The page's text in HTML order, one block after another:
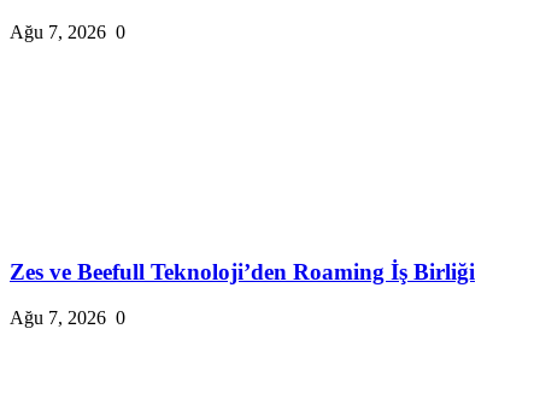
Ağu 7, 2026 0
Zes ve Beefull Teknoloji’den Roaming İş Birliği
Ağu 7, 2026 0